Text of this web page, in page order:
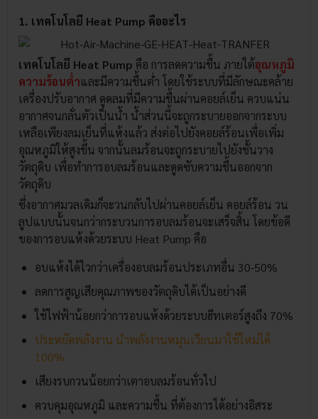
1. เทคโนโลยี Heat Pump คืออะไร
เทคโนโลยี Heat Pump คือ การลดความชื้น ภายใต้อุณหภูมิ
ความร้อนต่ำและมีความชื้นต่ำ โดยใช้ระบบที่มีลักษณะคล้าย
เครื่องปรับอากาศ ดูดลมที่มีความชื้นผ่านคอยล์เย็น ควบแน่น
อากาศจนกลั่นตัวเป็นน้ำ น้ำส่วนนี้จะถูกระบายออกจากระบบ
เหลือเพียงลมเย็นที่แห้งแล้ว ส่งต่อไปยังคอยล์ร้อนเพื่อเพิ่ม
อุณหภูมิให้สูงขึ้น จากนั้นลมร้อนจะถูกระบายไปยังชั้นวาง
วัตถุดิบ เพื่อทำการอบลมร้อนและดูดซับความชื้นออกจาก
วัตถุดิบ
ซึ่งอากาศมวลเดิมก็จะวนกลับไปผ่านคอยล์เย็น คอยล์ร้อน วน
ลูปแบบนั้นจนกว่ากระบวนการอบลมร้อนจะเสร็จสิ้น โดยข้อดี
ของการอบแห้งด้วยระบบ Heat Pump คือ
อบแห้งได้ไวกว่าเครื่องอบลมร้อนประเภทอื่น 30-50%
ลดการสูญเสียคุณภาพของวัตถุดิบได้เป็นอย่างดี
ใช้ไฟฟ้าน้อยกว่าการอบแห้งด้วยระบบฮีทเตอร์สูงถึง 70%
ประหยัดพลังงาน นำพลังงานหมุนเวียนมาใช้ใหม่ได้
100%
เสียงรบกวนน้อยกว่าเตาอบลมร้อนทั่วไป
ควบคุมอุณหภูมิ และความชื้น ที่ต้องการได้อย่างอิสระ